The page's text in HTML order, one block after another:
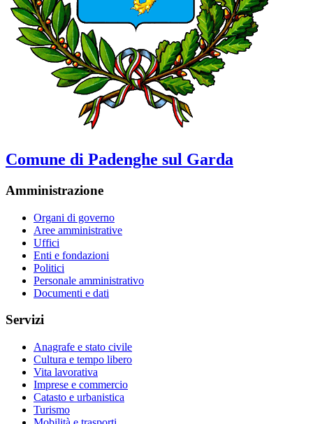
Comune di Padenghe sul Garda
Amministrazione
Organi di governo
Aree amministrative
Uffici
Enti e fondazioni
Politici
Personale amministrativo
Documenti e dati
Servizi
Anagrafe e stato civile
Cultura e tempo libero
Vita lavorativa
Imprese e commercio
Catasto e urbanistica
Turismo